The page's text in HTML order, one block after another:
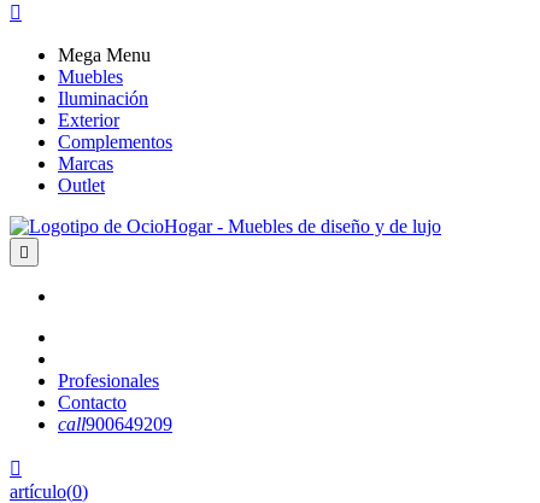

Mega Menu
Muebles
Iluminación
Exterior
Complementos
Marcas
Outlet

Profesionales
Contacto
call900649209

artículo(0)